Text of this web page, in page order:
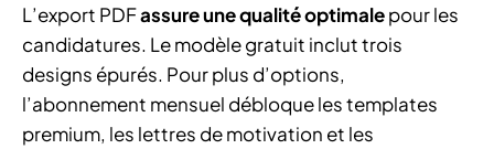
L’export PDFassure une qualité optimalepour les
candidatures. Le modèle gratuit inclut trois
designs épurés. Pour plus d’options,
l’abonnement mensuel débloque les templates
premium, les lettres de motivation et les